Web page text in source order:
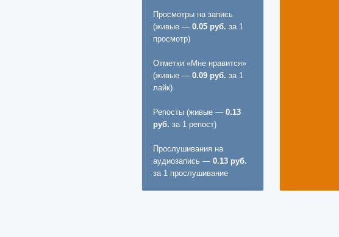
Просмотры на запись
(живые — 0.05 руб. за 1
просмотр)
Отметки «Мне нравится»
(живые — 0.09 руб. за 1
лайк)
Репосты (живые — 0.13
руб. за 1 репост)
Прослушивания на
аудиозапись — 0.13 руб.
за 1 прослушивание